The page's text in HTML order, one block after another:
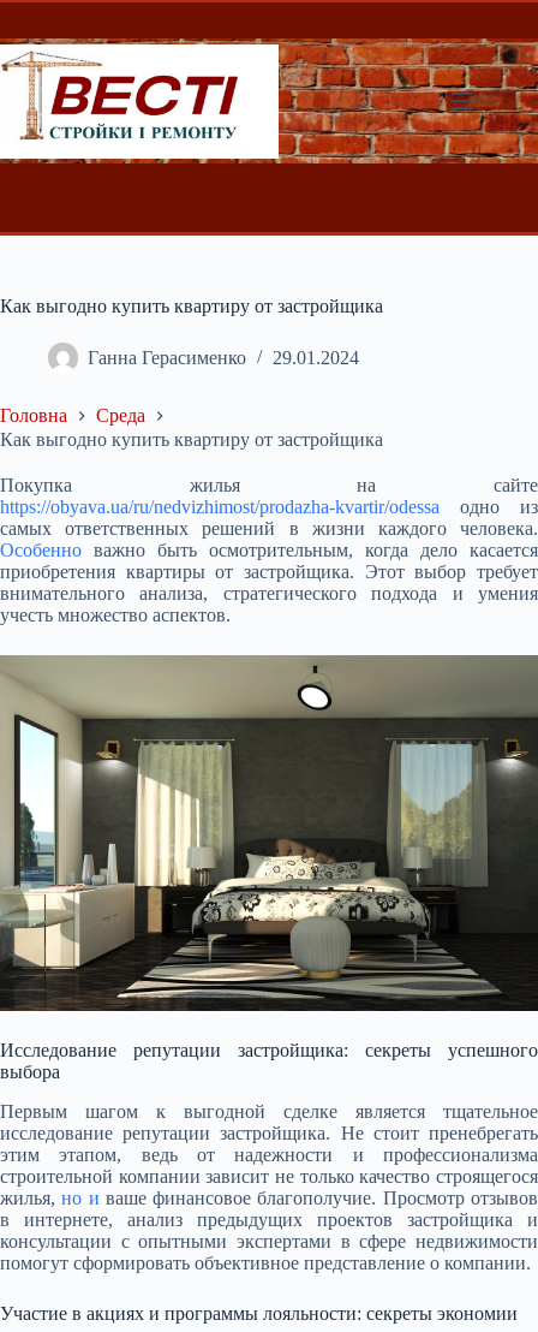
Перейти
вмісту
Как выгодно купить квартиру от застройщика
Ганна Герасименко 29.01.2024
Головна
Среда
Как выгодно купить квартиру от застройщика
Покупка жилья на сайте
https://obyava.ua/ru/nedvizhimost/prodazha-kvartir/odessa одно из
самых ответственных решений в жизни каждого человека.
Особенно важно быть осмотрительным, когда дело касается
приобретения квартиры от застройщика. Этот выбор требует
внимательного анализа, стратегического подхода и умения
учесть множество аспектов.
Исследование репутации застройщика: секреты успешного
выбора
Первым шагом к выгодной сделке является тщательное
исследование репутации застройщика. Не стоит пренебрегать
этим этапом, ведь от надежности и профессионализма
строительной компании зависит не только качество строящегося
жилья,но и ваше финансовое благополучие. Просмотр отзывов
в интернете, анализ предыдущих проектов застройщика и
консультации с опытными экспертами в сфере недвижимости
помогут сформировать объективное представление о компании.
Участие в акциях и программы лояльности: секреты экономии